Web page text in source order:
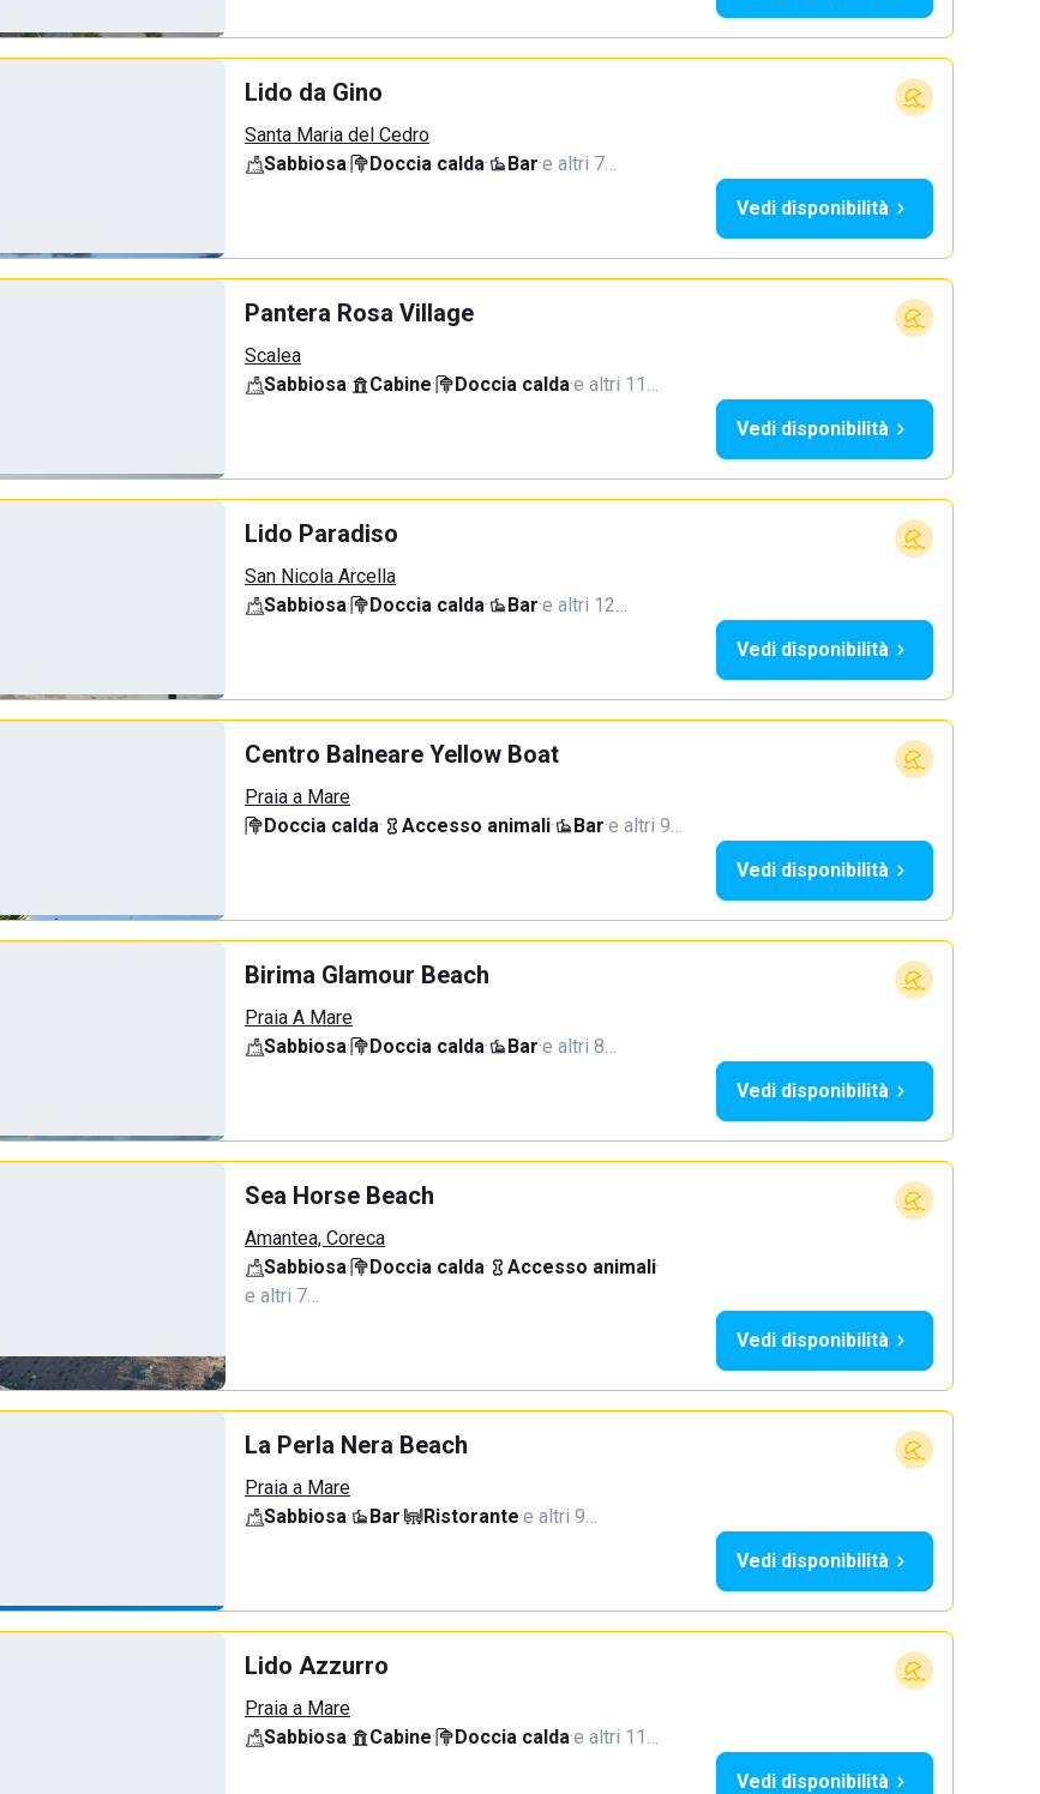
Lido da Gino
Santa Maria del Cedro
Sabbiosa· Doccia calda· Bar·e altri 7…
Vedi disponibilità
Pantera Rosa Village
Scalea
Sabbiosa· Cabine· Doccia calda·e altri 11…
Vedi disponibilità
Lido Paradiso
San Nicola Arcella
Sabbiosa· Doccia calda· Bar·e altri 12…
Vedi disponibilità
Centro Balneare Yellow Boat
Praia a Mare
Doccia calda· Accesso animali· Bar·e altri 9…
Vedi disponibilità
Birima Glamour Beach
Praia A Mare
Sabbiosa· Doccia calda· Bar·e altri 8…
Vedi disponibilità
Sea Horse Beach
Amantea, Coreca
Sabbiosa· Doccia calda· Accesso animali·
e altri 7…
Vedi disponibilità
La Perla Nera Beach
Praia a Mare
Sabbiosa· Bar· Ristorante·e altri 9…
Vedi disponibilità
Lido Azzurro
Praia a Mare
Sabbiosa· Cabine· Doccia calda·e altri 11…
Vedi disponibilità